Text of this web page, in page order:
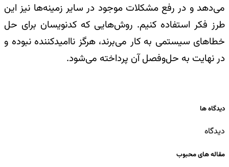
می‌دهد و در رفع مشکلات موجود در سایر زمینه‌ها نیز این
طرز فکر استفاده کنیم. روش‌هایی که کد‌نویسان برای حل
خطاهای سیستمی به کار می‌برند، هرگز ناامیدکننده نبوده و
در نهایت به حل‌وفصل آن پرداخته می‌شود.
دیدگاه ها
دیدگاه
مقاله های محبوب